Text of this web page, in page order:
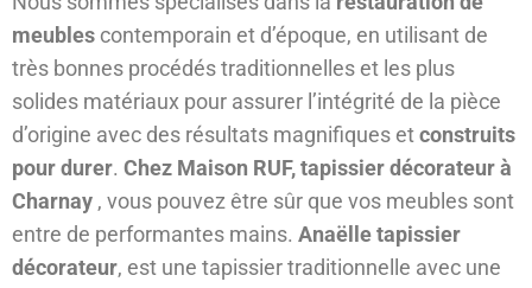
meubles contemporain et d’époque, en utilisant de
très bonnes procédés traditionnelles et les plus
solides matériaux pour assurer l’intégrité de la pièce
d’origine avec des résultats magnifiques etconstruits
pour durer. Chez Maison RUF, tapissier décorateur à
Charnay , vous pouvez être sûr que vos meubles sont
entre de performantes mains. Anaëlle tapissier
décorateur, est une tapissier traditionnelle avec une